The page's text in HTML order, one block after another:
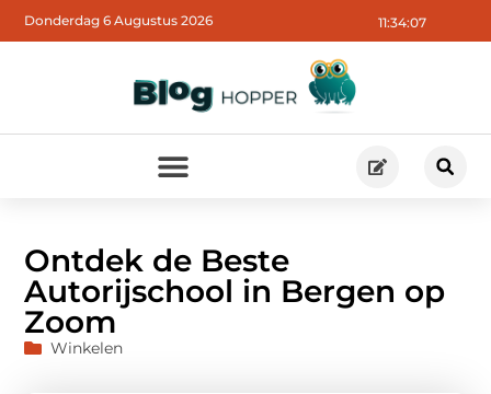
11:34:08
Donderdag 6 Augustus 2026
Ontdek de Beste
Autorijschool in Bergen op
Zoom
Winkelen